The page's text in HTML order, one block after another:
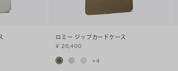
ロミー ジップカードケース
¥ 26,400
+4